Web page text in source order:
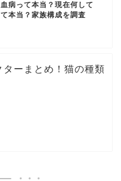
病って本当？現在何して
本当？家族構成を調査
ーまとめ！猫の種類